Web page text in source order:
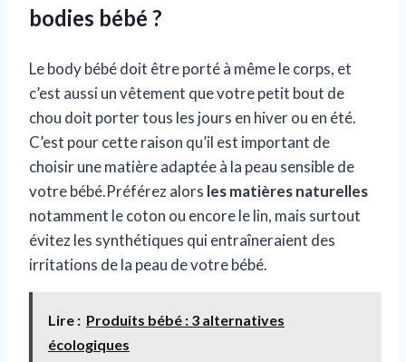
bodies bébé ?
Le body bébé doit être porté à même le corps, et
c’est aussi un vêtement que votre petit bout de
chou doit porter tous les jours en hiver ou en été.
C’est pour cette raison qu’il est important de
choisir une matière adaptée à la peau sensible de
votre bébé.Préférez alors les matières naturelles
notamment le coton ou encore le lin, mais surtout
évitez les synthétiques qui entraîneraient des
irritations de la peau de votre bébé.
Lire : Produits bébé : 3 alternatives
écologiques